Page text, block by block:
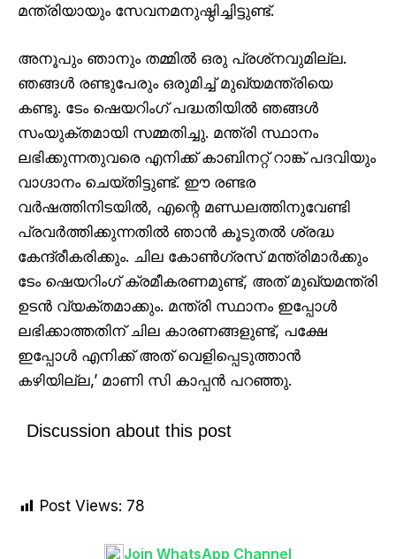
മന്ത്രിയായും സേവനമനുഷ്ഠിച്ചിട്ടുണ്ട്.
അനൂപും ഞാനും തമ്മിൽ ഒരു പ്രശ്‌നവുമില്ല.
ഞങ്ങൾ രണ്ടുപേരും ഒരുമിച്ച് മുഖ്യമന്ത്രിയെ
കണ്ടു. ടേം ഷെയറിംഗ് പദ്ധതിയിൽ ഞങ്ങൾ
സംയുക്തമായി സമ്മതിച്ചു. മന്ത്രി സ്ഥാനം
ലഭിക്കുന്നതുവരെ എനിക്ക് കാബിനറ്റ് റാങ്ക് പദവിയും
വാഗ്ദാനം ചെയ്തിട്ടുണ്ട്. ഈ രണ്ടര
വർഷത്തിനിടയിൽ, എന്റെ മണ്ഡലത്തിനുവേണ്ടി
പ്രവർത്തിക്കുന്നതിൽ ഞാൻ കൂടുതൽ ശ്രദ്ധ
കേന്ദ്രീകരിക്കും. ചില കോൺഗ്രസ് മന്ത്രിമാർക്കും
ടേം ഷെയറിംഗ് ക്രമീകരണമുണ്ട്, അത് മുഖ്യമന്ത്രി
ഉടൻ വ്യക്തമാക്കും. മന്ത്രി സ്ഥാനം ഇപ്പോൾ
ലഭിക്കാത്തതിന് ചില കാരണങ്ങളുണ്ട്, പക്ഷേ
ഇപ്പോൾ എനിക്ക് അത് വെളിപ്പെടുത്താൻ
കഴിയില്ല,’ മാണി സി കാപ്പൻ പറഞ്ഞു.
Discussion about this post
Post Views: 78
Join WhatsApp Channel